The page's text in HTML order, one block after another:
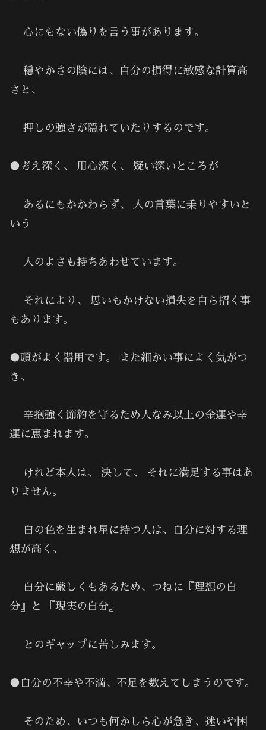
心にもない偽りを言う事があります。
穏やかさの陰には、自分の損得に敏感な計算高
さと、
押しの強さが隠れていたりするのです。
●考え深く、 用心深く、 疑い深いところが
あるにもかかわらず、 人の言葉に乗りやすいと
いう
人のよさも持ちあわせています。
それにより、 思いもかけない損失を自ら招く事
もあります。
●頭がよく器用です。 また細かい事によく気がつ
き、
辛抱強く節約を守るため人なみ以上の金運や幸
運に恵まれます。
けれど本人は、 決して、 それに満足する事はあ
りません。
白の色を生まれ星に持つ人は、自分に対する理
想が高く、
自分に厳しくもあるため、つねに『理想の自
分』と 『現実の自分』
とのギャップに苦しみます。
●自分の不幸や不満、不足を数えてしまうのです。
そのため、いつも何かしら心が急き、迷いや困